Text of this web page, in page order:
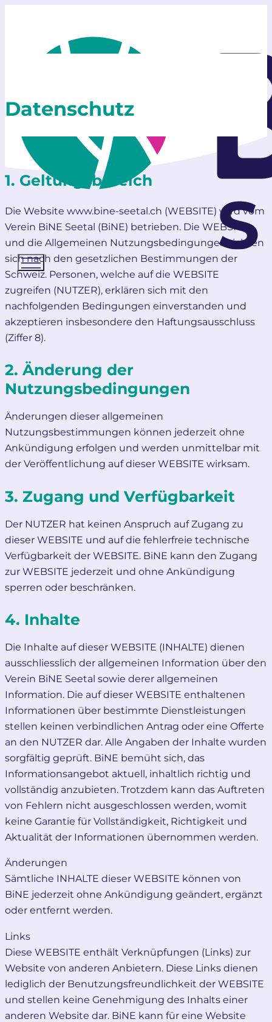
Datenschutz
1. Geltungsbereich
Die Website www.bine-seetal.ch (WEBSITE) wird vom
Verein BiNE Seetal (BiNE) betrieben. Die WEBSITE
und die Allgemeinen Nutzungsbedingungen richten
sich nach den gesetzlichen Bestimmungen der
Schweiz. Personen, welche auf die WEBSITE
zugreifen (NUTZER), erklären sich mit den
nachfolgenden Bedingungen einverstanden und
akzeptieren insbesondere den Haftungsausschluss
(Ziffer 8).
2. Änderung der
Nutzungsbedingungen
Änderungen dieser allgemeinen
Nutzungsbestimmungen können jederzeit ohne
Ankündigung erfolgen und werden unmittelbar mit
der Veröffentlichung auf dieser WEBSITE wirksam.
3. Zugang und Verfügbarkeit
Der NUTZER hat keinen Anspruch auf Zugang zu
dieser WEBSITE und auf die fehlerfreie technische
Verfügbarkeit der WEBSITE. BiNE kann den Zugang
zur WEBSITE jederzeit und ohne Ankündigung
sperren oder beschränken.
4. Inhalte
Die Inhalte auf dieser WEBSITE (INHALTE) dienen
ausschliesslich der allgemeinen Information über den
Verein BiNE Seetal sowie derer allgemeinen
Information. Die auf dieser WEBSITE enthaltenen
Informationen über bestimmte Dienstleistungen
stellen keinen verbindlichen Antrag oder eine Offerte
an den NUTZER dar. Alle Angaben der Inhalte wurden
sorgfältig geprüft. BiNE bemüht sich, das
Informationsangebot aktuell, inhaltlich richtig und
vollständig anzubieten. Trotzdem kann das Auftreten
von Fehlern nicht ausgeschlossen werden, womit
keine Garantie für Vollständigkeit, Richtigkeit und
Aktualität der Informationen übernommen werden.
Änderungen
Sämtliche INHALTE dieser WEBSITE können von
BiNE jederzeit ohne Ankündigung geändert, ergänzt
oder entfernt werden.
Links
Diese WEBSITE enthält Verknüpfungen (Links) zur
Website von anderen Anbietern. Diese Links dienen
lediglich der Benutzungsfreundlichkeit der WEBSITE
und stellen keine Genehmigung des Inhalts einer
anderen Website dar. BiNE kann für eine Website